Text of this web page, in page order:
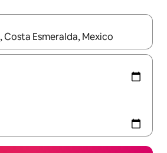
ar fáil, déan nascleanúint le